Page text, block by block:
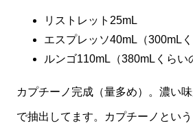
リストレット25mL
エスプレッソ40mL（300mL
ルンゴ110mL（380mLくらい
カプチーノ完成（量多め）。濃い
で抽出してます。カプチーノとい